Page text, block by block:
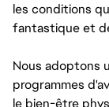
les conditions
fantastique et
Nous adoptons
programmes
le bien-être